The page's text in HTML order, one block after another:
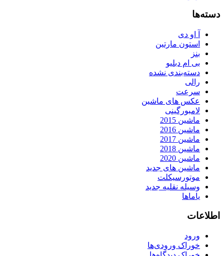
دسته‌ها
آ او دی
استون مارتین
بنز
بی ام دبلیو
دسته‌بندی نشده
رالی
سرعت
عکس های ماشین
لامبورگینی
ماشین 2015
ماشین 2016
ماشین 2017
ماشین 2018
ماشین 2020
ماشین های جدید
موتورسیکلت
وسیله نقلیه جدید
یاماها
اطلاعات
ورود
خوراک ورودی‌ها